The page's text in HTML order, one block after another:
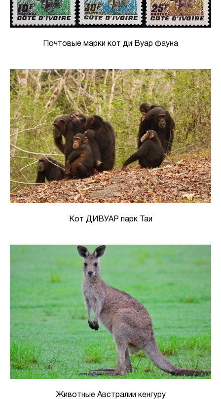
Почтовые марки кот ди Вуар фауна
Кот ДИВУАР парк Таи
Животные Австралии кенгуру